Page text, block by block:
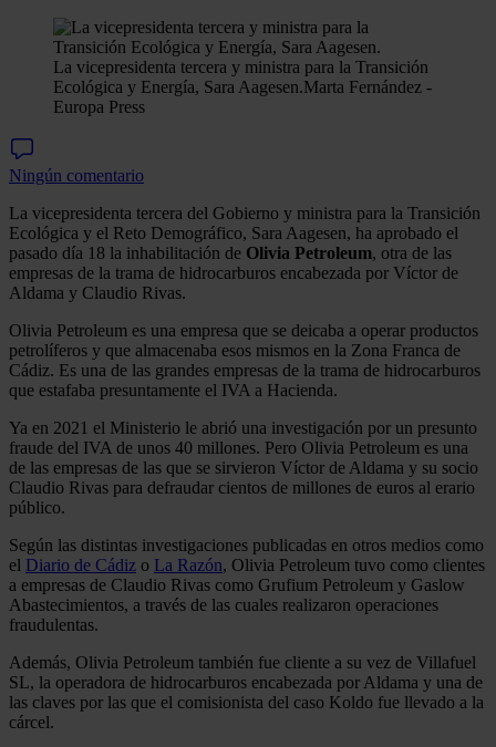
La vicepresidenta tercera y ministra para la Transición
Ecológica y Energía, Sara Aagesen.Marta Fernández -
Europa Press
Ningún comentario
La vicepresidenta tercera del Gobierno y ministra para la Transición
Ecológica y el Reto Demográfico, Sara Aagesen, ha aprobado el
pasado día 18 la inhabilitación de Olivia Petroleum, otra de las
empresas de la trama de hidrocarburos encabezada por Víctor de
Aldama y Claudio Rivas.
Olivia Petroleum es una empresa que se deicaba a operar productos
petrolíferos y que almacenaba esos mismos en la Zona Franca de
Cádiz. Es una de las grandes empresas de la trama de hidrocarburos
que estafaba presuntamente el IVA a Hacienda.
Ya en 2021 el Ministerio le abrió una investigación por un presunto
fraude del IVA de unos 40 millones. Pero Olivia Petroleum es una
de las empresas de las que se sirvieron Víctor de Aldama y su socio
Claudio Rivas para defraudar cientos de millones de euros al erario
público.
Según las distintas investigaciones publicadas en otros medios como
el Diario de Cádiz o La Razón, Olivia Petroleum tuvo como clientes
a empresas de Claudio Rivas como Grufium Petroleum y Gaslow
Abastecimientos, a través de las cuales realizaron operaciones
fraudulentas.
Además, Olivia Petroleum también fue cliente a su vez de Villafuel
SL, la operadora de hidrocarburos encabezada por Aldama y una de
las claves por las que el comisionista del caso Koldo fue llevado a la
cárcel.